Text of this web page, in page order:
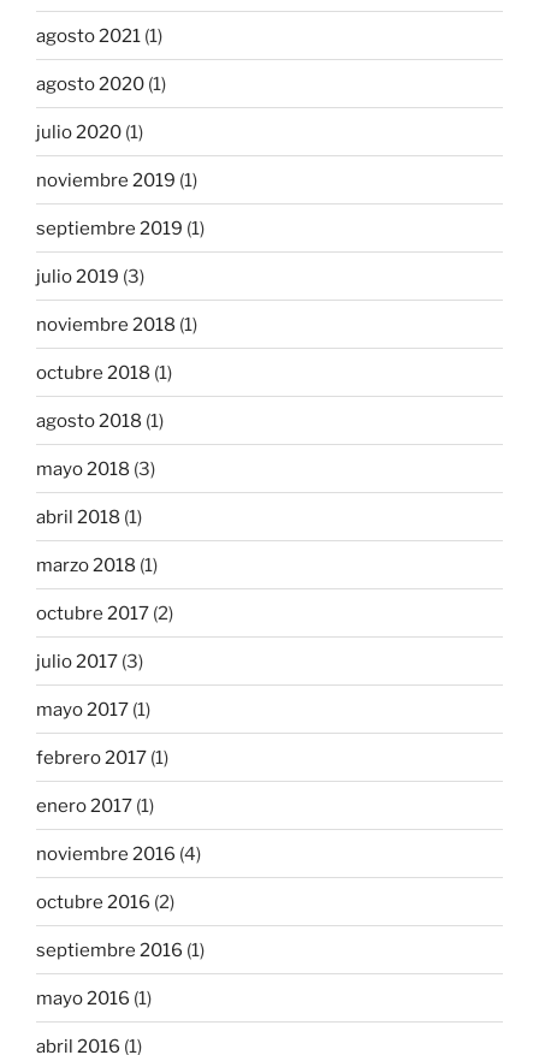
agosto 2021 (1)
agosto 2020 (1)
julio 2020 (1)
noviembre 2019 (1)
septiembre 2019 (1)
julio 2019 (3)
noviembre 2018 (1)
octubre 2018 (1)
agosto 2018 (1)
mayo 2018 (3)
abril 2018 (1)
marzo 2018 (1)
octubre 2017 (2)
julio 2017 (3)
mayo 2017 (1)
febrero 2017 (1)
enero 2017 (1)
noviembre 2016 (4)
octubre 2016 (2)
septiembre 2016 (1)
mayo 2016 (1)
abril 2016 (1)